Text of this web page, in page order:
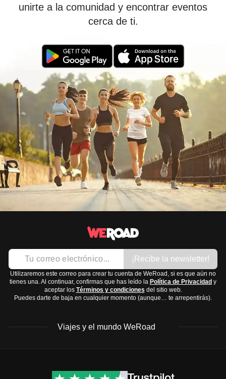
unirte a la comunidad y encontrar eventos
cerca de ti.
¡Recibe la newsletter!
Utilizaremos este correo para crear tu cuenta de WeRoad, si es que aún no
tienes una. Al continuar, confirmas que has leído la Política de Privacidad y
aceptar los Términos y condiciones del sitio web.
Puedes darte de baja en cualquier momento (aunque… te arrepentirás).
Viajes y el mundo WeRoad
América del Norte
Contacto